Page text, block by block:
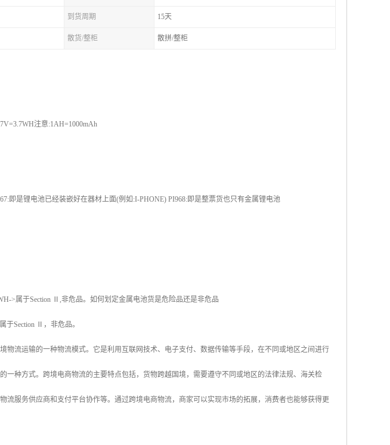
到货周期 15天
散货/整柜 散拼/整柜
注意:1AH=1000mAh
即是锂电池已经装嵌好在器材上面(例如:I-PHONE) PI968:即是整票货也只有金属锂电池
>属于Section Ⅱ,非危品。如何划定金属电池货是危险品还是非危品
于Section Ⅱ，非危品。
物流运输的一种物流模式。它是利用互联网技术、电子支付、数据传输等手段，在不同或地区之间进行
一种方式。跨境电商物流的主要特点包括，货物跨越国境，需要遵守不同或地区的法律法规、海关检
流服务供应商和支付平台协作等。通过跨境电商物流，商家可以实现市场的拓展，消费者也能够获得更